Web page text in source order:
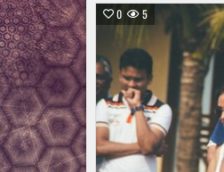
0 5